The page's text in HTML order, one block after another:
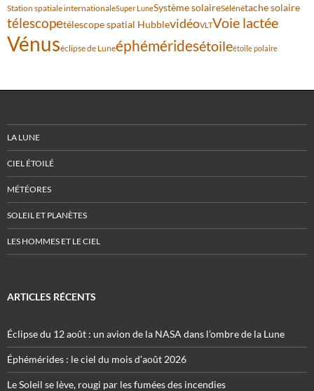
Station spatiale internationaleSuper LuneSystème solaireSélénétache solaire
télescopetélescope spatial HubblevidéoVLTVoie lactée
Vénuséclipse de Luneéphéméridesétoileétoile polaire
LA LUNE
CIEL ÉTOILÉ
MÉTÉORES
SOLEIL ET PLANÈTES
LES HOMMES ET LE CIEL
ARTICLES RÉCENTS
Éclipse du 12 août : un avion de la NASA dans l’ombre de la Lune
Éphémérides : le ciel du mois d’août 2026
Le Soleil se lève, rougi par les fumées des incendies